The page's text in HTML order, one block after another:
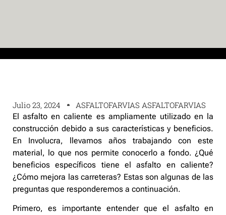
Julio 23, 2024 ASFALTOFARVIAS ASFALTOFARVIAS
El asfalto en caliente es ampliamente utilizado en la
construcción debido a sus características y beneficios.
En Involucra, llevamos años trabajando con este
material, lo que nos permite conocerlo a fondo. ¿Qué
beneficios específicos tiene el asfalto en caliente?
¿Cómo mejora las carreteras? Estas son algunas de las
preguntas que responderemos a continuación.
Primero, es importante entender que el asfalto en